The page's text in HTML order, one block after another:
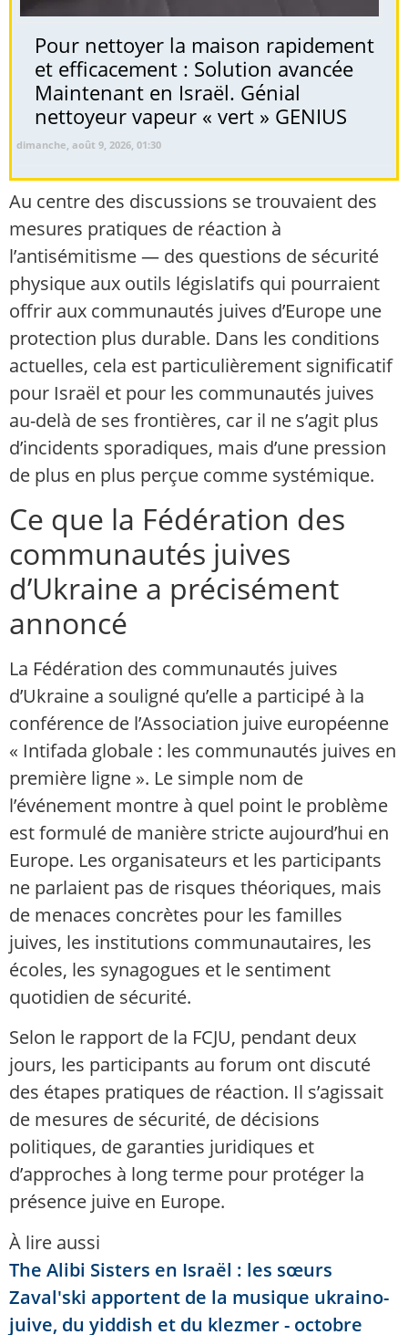
Pour nettoyer la maison rapidement
et efficacement : Solution avancée
Maintenant en Israël. Génial
nettoyeur vapeur « vert » GENIUS
dimanche, août 9, 2026, 01:30
Au centre des discussions se trouvaient des
mesures pratiques de réaction à
l’antisémitisme — des questions de sécurité
physique aux outils législatifs qui pourraient
offrir aux communautés juives d’Europe une
protection plus durable. Dans les conditions
actuelles, cela est particulièrement significatif
pour Israël et pour les communautés juives
au-delà de ses frontières, car il ne s’agit plus
d’incidents sporadiques, mais d’une pression
de plus en plus perçue comme systémique.
Ce que la Fédération des
communautés juives
d’Ukraine a précisément
annoncé
La Fédération des communautés juives
d’Ukraine a souligné qu’elle a participé à la
conférence de l’Association juive européenne
« Intifada globale : les communautés juives en
première ligne ». Le simple nom de
l’événement montre à quel point le problème
est formulé de manière stricte aujourd’hui en
Europe. Les organisateurs et les participants
ne parlaient pas de risques théoriques, mais
de menaces concrètes pour les familles
juives, les institutions communautaires, les
écoles, les synagogues et le sentiment
quotidien de sécurité.
Selon le rapport de la FCJU, pendant deux
jours, les participants au forum ont discuté
des étapes pratiques de réaction. Il s’agissait
de mesures de sécurité, de décisions
politiques, de garanties juridiques et
d’approches à long terme pour protéger la
présence juive en Europe.
À lire aussi
The Alibi Sisters en Israël : les sœurs
Zaval'ski apportent de la musique ukraino-
juive, du yiddish et du klezmer - octobre